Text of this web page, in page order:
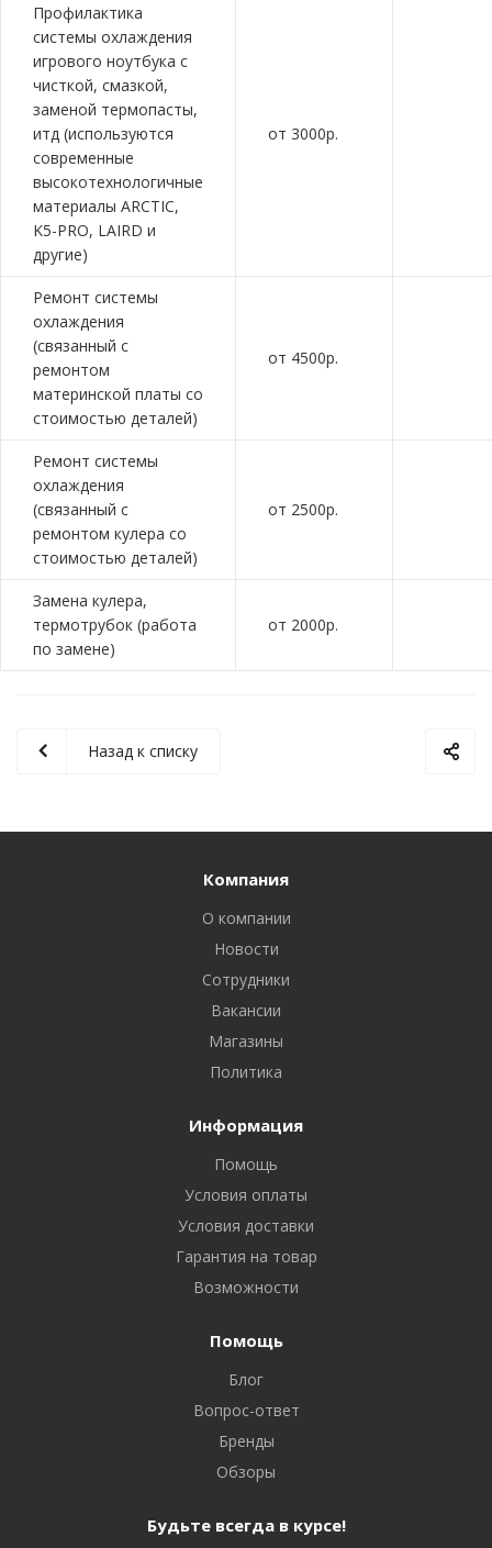
Профилактика
системы охлаждения
игрового ноутбука с
чисткой, смазкой,
заменой термопасты,
итд (используются
современные
высокотехнологичные
материалы ARCTIC,
K5-PRO, LAIRD и
другие)
от 3000р.
Ремонт системы
охлаждения
(связанный с
ремонтом
материнской платы со
стоимостью деталей)
от 4500р.
Ремонт системы
охлаждения
(связанный с
ремонтом кулера со
стоимостью деталей)
от 2500р.
Замена кулера,
термотрубок (работа
по замене)
от 2000р.
Назад к списку
Компания
О компании
Новости
Сотрудники
Вакансии
Магазины
Политика
Информация
Помощь
Условия оплаты
Условия доставки
Гарантия на товар
Возможности
Помощь
Блог
Вопрос-ответ
Бренды
Обзоры
Будьте всегда в курсе!